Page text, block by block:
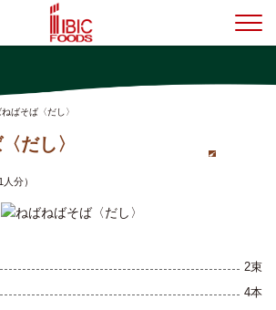
ばそば〈だし〉
だし〉
分）
2束
4本